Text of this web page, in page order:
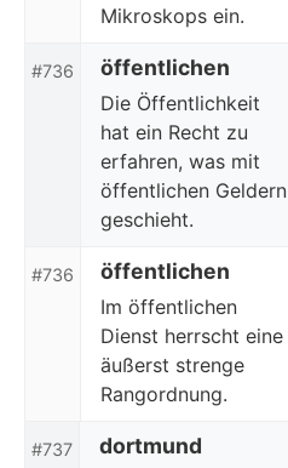
Mikroskops ein.
#736 öffentlichen
Die Öffentlichkeit
hat ein Recht zu
erfahren, was mit
öffentlichen Geldern
geschieht.
#736 öffentlichen
Im öffentlichen
Dienst herrscht eine
äußerst strenge
Rangordnung.
#737 dortmund